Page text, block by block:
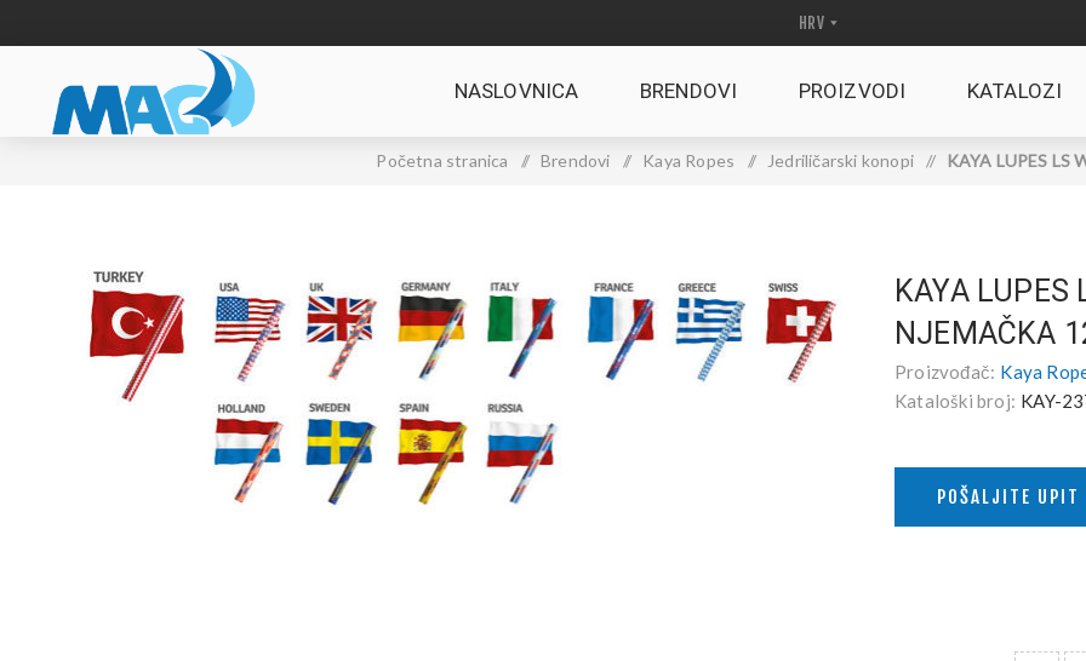
NASLOVNICA BRENDOVI PROIZVODI KATALOZI
Početna stranica / Brendovi / Kaya Ropes / Jedriličarski konopi / KAYA LUPES LS
KAYA LUPES
NJEMAČKA
Proizvođač: Kaya
Kataloški broj: KAY-
POŠALJITE UPIT